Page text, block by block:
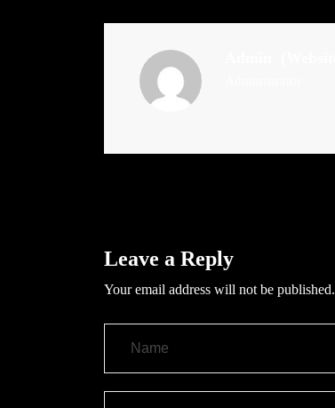
Leave a Reply
Your email address will not be published.